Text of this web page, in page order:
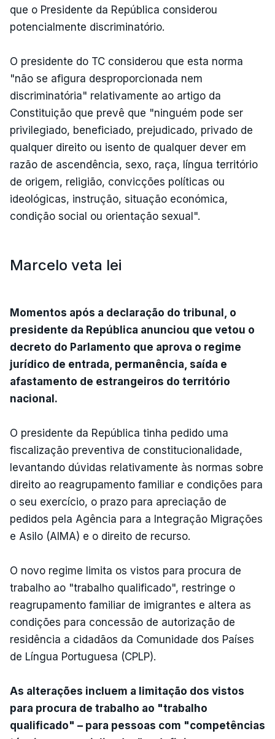
que o Presidente da República considerou
potencialmente discriminatório.
O presidente do TC considerou que esta norma
"não se afigura desproporcionada nem
discriminatória" relativamente ao artigo da
Constituição que prevê que "ninguém pode ser
privilegiado, beneficiado, prejudicado, privado de
qualquer direito ou isento de qualquer dever em
razão de ascendência, sexo, raça, língua território
de origem, religião, convicções políticas ou
ideológicas, instrução, situação económica,
condição social ou orientação sexual".
Marcelo veta lei
Momentos após a declaração do tribunal, o
presidente da República anunciou que vetou o
decreto do Parlamento que aprova o regime
jurídico de entrada, permanência, saída e
afastamento de estrangeiros do território
nacional.
O presidente da República tinha pedido uma
fiscalização preventiva de constitucionalidade,
levantando dúvidas relativamente às normas sobre
direito ao reagrupamento familiar e condições para
o seu exercício, o prazo para apreciação de
pedidos pela Agência para a Integração Migrações
e Asilo (AIMA) e o direito de recurso.
O novo regime limita os vistos para procura de
trabalho ao "trabalho qualificado", restringe o
reagrupamento familiar de imigrantes e altera as
condições para concessão de autorização de
residência a cidadãos da Comunidade dos Países
de Língua Portuguesa (CPLP).
As alterações incluem a limitação dos vistos
para procura de trabalho ao "trabalho
qualificado" – para pessoas com "competências